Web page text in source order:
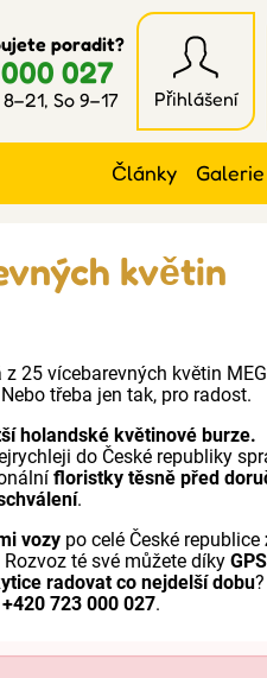
poradit?
027
So 9–17 Přihlášení
Články Galerie
květin
25 vícebarevných květin
Nebo třeba jen tak, pro radost.
holandské květinové burze.
do České republiky
floristky těsně před
.
vozy po celé České republice
Rozvoz té své můžete díkyGPS
radovat co nejdelší dobu
723 000 027.